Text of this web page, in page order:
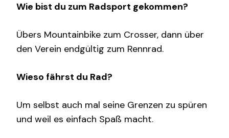
Wie bist du zum Radsport gekommen?
Übers Mountainbike zum Crosser, dann über
den Verein endgültig zum Rennrad.
Wieso fährst du Rad?
Um selbst auch mal seine Grenzen zu spüren
und weil es einfach Spaß macht.